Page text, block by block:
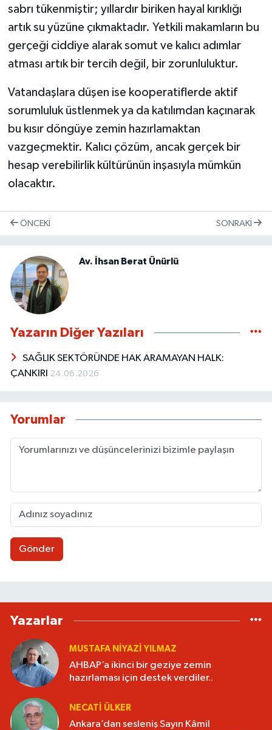
sabrı tükenmiştir; yıllardır biriken hayal kırıklığı
artık su yüzüne çıkmaktadır. Yetkili makamların bu
gerçeği ciddiye alarak somut ve kalıcı adımlar
atması artık bir tercih değil, bir zorunluluktur.
Vatandaşlara düşen ise kooperatiflerde aktif
sorumluluk üstlenmek ya da katılımdan kaçınarak
bu kısır döngüye zemin hazırlamaktan
vazgeçmektir. Kalıcı çözüm, ancak gerçek bir
hesap verebilirlik kültürünün inşasıyla mümkün
olacaktır.
ÖNCEKI SONRAKI
Av. İhsan Berat Ünürlü
Yazarın Diğer Yazıları
SAĞLIK SEKTÖRÜNDE HAK ARAMAYAN HALK:
ÇANKIRI 24.06.2026
Yorumlar
Gönder
Yazarlar
MUSTAFA NIYAZI YILMAZ
AHBAP’a ikinci bir geziye zemin
hazırlaması için destek verdiler..
NECATI ÜLKER
Ankara’dan sesleniş Sayın Kâmil